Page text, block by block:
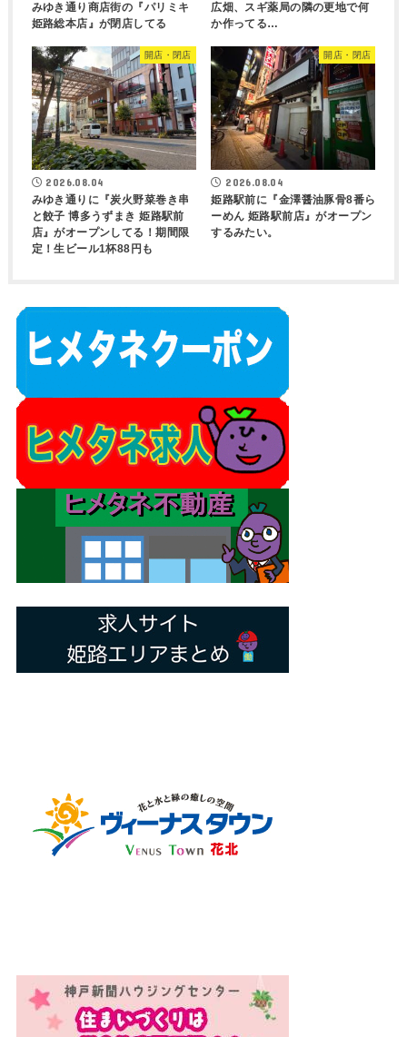
みゆき通り商店街の『パリミキ
姫路総本店』が閉店してる
広畑、スギ薬局の隣の更地で何
か作ってる…
開店・閉店
2026.08.04
みゆき通りに『炭火野菜巻き串
と餃子 博多うずまき 姫路駅前
店』がオープンしてる！期間限
定！生ビール1杯88円も
開店・閉店
2026.08.04
姫路駅前に『金澤醤油豚骨8番ら
ーめん 姫路駅前店』がオープン
するみたい。